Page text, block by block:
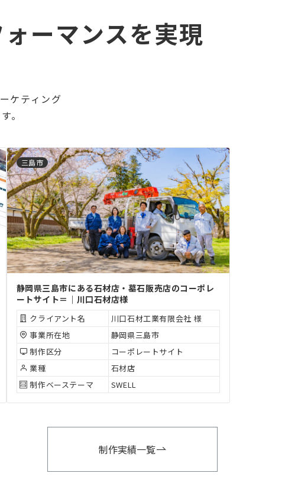
ーマンスを実現
ケティング
。
三島市
静岡県三島市にある石材店・墓石販売店のコーポレ
ートサイト＝｜川口石材店様
クライアント名
川口石材工業有限会社 様
事業所在地
静岡県三島市
制作区分
コーポレートサイト
業種
石材店
制作ベーステーマ
SWELL
制作実績一覧